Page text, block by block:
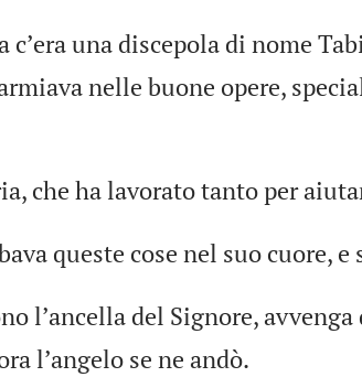
una discepola di nome
nelle buone opere,
che ha lavorato tanto per
queste cose nel suo cuore, e
lʼancella del Signore, avvenga
lʼangelo se ne andò.